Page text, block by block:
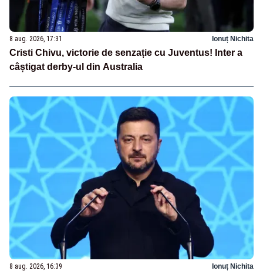
8 aug. 2026, 17:31 Ionuț Nichita
Cristi Chivu, victorie de senzație cu Juventus! Inter a
câștigat derby-ul din Australia
8 aug. 2026, 16:39 Ionuț Nichita